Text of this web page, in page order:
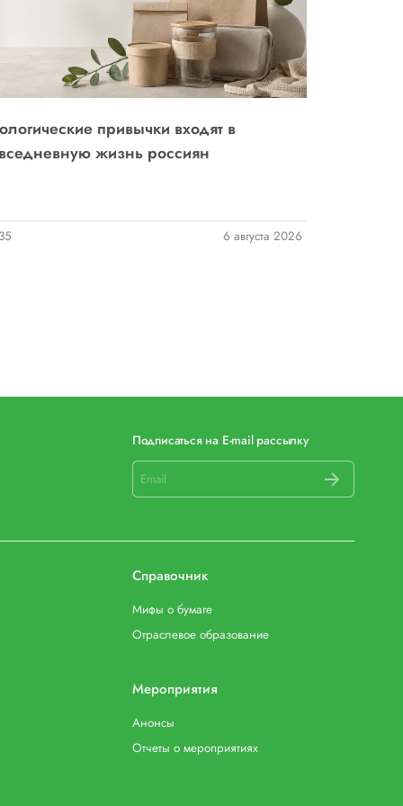
привычки входят в
жизнь россиян
35 6 августа 2026
Подписаться на E-mail рассылку
Справочник
Мифы о бумаге
Отраслевое образование
Мероприятия
Анонсы
Отчеты о мероприятиях